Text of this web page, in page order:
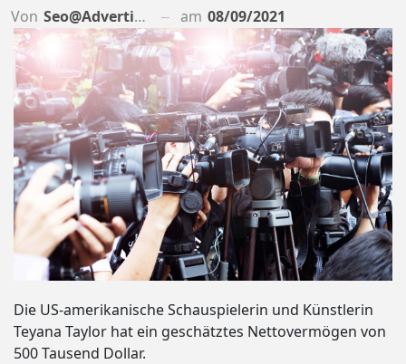
Von Seo@advertiso.de am 08/09/2021
Die US-amerikanische Schauspielerin und Künstlerin
Teyana Taylor hat ein geschätztes Nettovermögen von
500 Tausend Dollar.